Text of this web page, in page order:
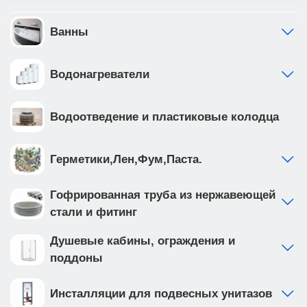
Ванны
Водонагреватели
Водоотведение и пластиковые колодца
Герметики,Лен,Фум,Паста.
Гофрированная труба из нержавеющей
стали и фитинг
Душевые кабины, ограждения и
поддоны
Инсталляции для подвесных унитазов